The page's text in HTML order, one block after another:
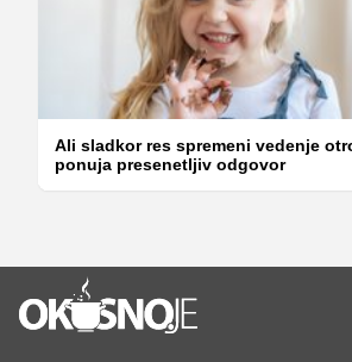
Ali sladkor res spremeni vedenje
ponuja presenetljiv odgovor